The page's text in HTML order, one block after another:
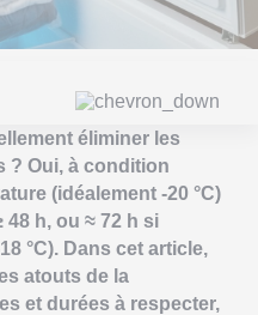
éliminer les
? Oui, à condition
(idéalement -20 °C)
h, ou ≈ 72 h si
°C). Dans cet article,
atouts de la
et durées à respecter,